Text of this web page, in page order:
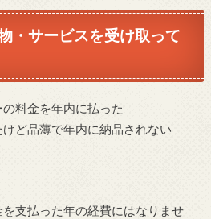
・サービスを受け取って
料金を年内に払った
ど品薄で年内に納品されない
支払った年の経費にはなりませ